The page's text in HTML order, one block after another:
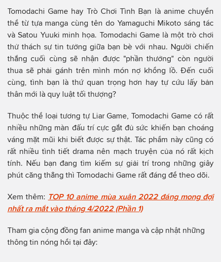
Tomodachi Game hay Trò Chơi Tình Bạn là anime chuyển
thể từ tựa manga cùng tên do Yamaguchi Mikoto sáng tác
và Satou Yuuki minh họa. Tomodachi Game là một trò chơi
thử thách sự tin tưởng giữa bạn bè với nhau. Người chiến
thắng cuối cùng sẽ nhận được "phần thưởng" còn người
thua sẽ phải gánh trên mình món nợ khổng lồ. Đến cuối
cùng, tình bạn là thứ quan trọng hơn hay tự cứu lấy bản
thân mới là quy luật tối thượng?
Thuộc thể loại tương tự Liar Game, Tomodachi Game có rất
nhiều những màn đấu trí cực gắt đủ sức khiến bạn choáng
váng mặt mũi khi biết được sự thật. Tác phẩm này cũng có
rất nhiều tình tiết drama nên mạch truyện của nó rất kịch
tính. Nếu bạn đang tìm kiếm sự giải trí trong những giây
phút căng thẳng thì Tomodachi Game rất đáng để theo dõi.
Xem thêm: TOP 10 anime mùa xuân 2022 đáng mong đợi
nhất ra mắt vào tháng 4/2022 (Phần 1)
Tham gia cộng đồng fan anime manga và cập nhật những
thông tin nóng hổi tại đây: